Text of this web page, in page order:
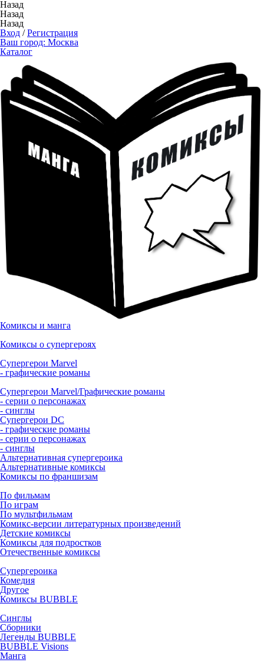
Назад
Назад
Назад
Вход /Регистрация
Ваш город: Москва
Каталог
Комиксы и манга
Комиксы о супергероях
Супергерои Marvel
- графические романы
Супергерои Marvel/Графические романы
- серии о персонажах
- синглы
Супергерои DC
- графические романы
- серии о персонажах
- синглы
Альтернативная супергероика
Альтернативные комиксы
Комиксы по франшизам
По фильмам
По играм
По мультфильмам
Комикс-версии литературных произведений
Детские комиксы
Комиксы для подростков
Отечественные комиксы
Супергероика
Комедия
Другое
Комиксы BUBBLE
Синглы
Сборники
Легенды BUBBLE
BUBBLE Visions
Манга